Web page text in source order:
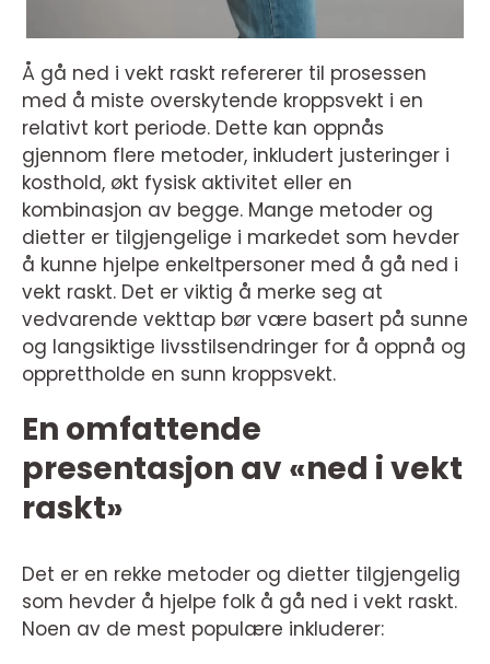
Å gå ned i vekt raskt refererer til prosessen
med å miste overskytende kroppsvekt i en
relativt kort periode. Dette kan oppnås
gjennom flere metoder, inkludert justeringer i
kosthold, økt fysisk aktivitet eller en
kombinasjon av begge. Mange metoder og
dietter er tilgjengelige i markedet som hevder
å kunne hjelpe enkeltpersoner med å gå ned i
vekt raskt. Det er viktig å merke seg at
vedvarende vekttap bør være basert på sunne
og langsiktige livsstilsendringer for å oppnå og
opprettholde en sunn kroppsvekt.
En omfattende
presentasjon av «ned i vekt
raskt»
Det er en rekke metoder og dietter tilgjengelig
som hevder å hjelpe folk å gå ned i vekt raskt.
Noen av de mest populære inkluderer: